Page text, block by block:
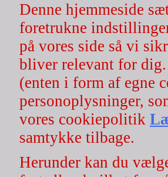
Denne hjemmeside
foretrukne
på vores side så vi
bliver relevant for
(enten i form af egne
personoplysninger,
vores cookiepolitik
samtykke tilbage.
Herunder kan du